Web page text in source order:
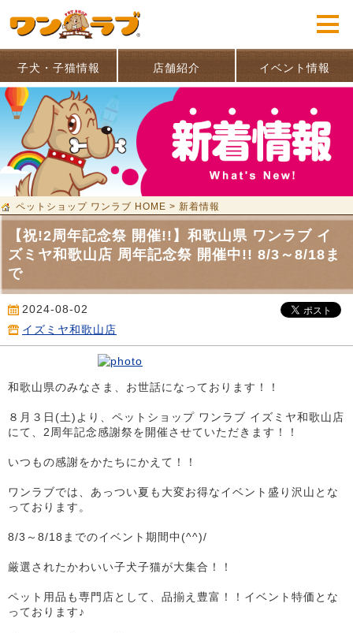
子犬・子猫情報 店舗紹介 イベント情報
ペットショップ ワンラブ HOME > 新着情報
【祝!2周年記念祭 開催!!】和歌山県 ワンラブ イ
ズミヤ和歌山店 周年記念祭 開催中!! 8/3～8/18ま
で
2024-08-02
イズミヤ和歌山店
和歌山県のみなさま、お世話になっております！！
８月３日(土)より、ペットショップ ワンラブ イズミヤ和歌山店
にて、2周年記念感謝祭を開催させていただきます！！
いつもの感謝をかたちにかえて！！
ワンラブでは、あっつい夏も大変お得なイベント盛り沢山とな
っております。
8/3～8/18までのイベント期間中(^^)/
厳選されたかわいい子犬子猫が大集合！！
ペット用品も専門店として、品揃え豊富！！イベント特価とな
っております♪